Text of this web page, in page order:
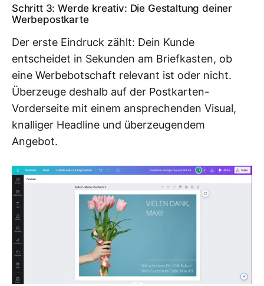
Schritt 3: Werde kreativ: Die Gestaltung deiner
Werbepostkarte
Der erste Eindruck zählt: Dein Kunde
entscheidet in Sekunden am Briefkasten, ob
eine Werbebotschaft relevant ist oder nicht.
Überzeuge deshalb auf der Postkarten-
Vorderseite mit einem ansprechenden Visual,
knalliger Headline und überzeugendem
Angebot.